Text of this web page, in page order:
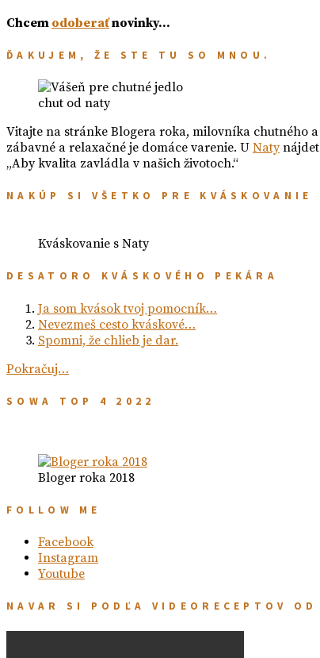
Chcem odoberaťnovinky…
ĎAKUJEM, ŽE STE TU SO MNOU.
chut od naty
Vitajte na stránke Blogera roka, milovníka chutného
zábavné a relaxačné je domáce varenie. U Naty
„Aby kvalita zavládla v našich životoch.“
NAKÚP SI VŠETKO PRE KVÁSKOVANIE
Kváskovanie s Naty
DESATORO KVÁSKOVÉHO PEKÁRA
Ja som kvások tvoj pomocník…
Nevezmeš cesto kváskové…
Spomni, že chlieb je dar.
Pokračuj…
SOWA TOP 4 2022
Bloger roka 2018
FOLLOW ME
Facebook
Instagram
Youtube
NAVAR SI PODĽA VIDEORECEPTOV OD